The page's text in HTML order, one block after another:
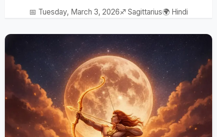
📅 Tuesday, March 3, 2026♐ Sagittarius🌍 Hindi